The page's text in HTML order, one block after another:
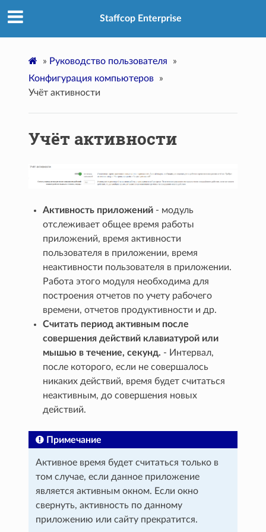
Staffcop Enterprise
» Руководство пользователя
»
Конфигурация компьютеров
»
Учёт активности
Учёт активности
Активность приложений - модуль
отслеживает общее время работы
приложений, время активности
пользователя в приложении, время
неактивности пользователя в приложении.
Работа этого модуля необходима для
построения отчетов по учету рабочего
времени, отчетов продуктивности и др.
Считать период активным после
совершения действий клавиатурой или
мышью в течение, секунд. - Интервал,
после которого, если не совершалось
никаких действий, время будет считаться
неактивным, до совершения новых
действий.
Примечание
Активное время будет считаться только в
том случае, если данное приложение
является активным окном. Если окно
свернуть, активность по данному
приложению или сайту прекратится.